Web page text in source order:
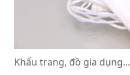
Khẩu trang, đồ gia dụng...